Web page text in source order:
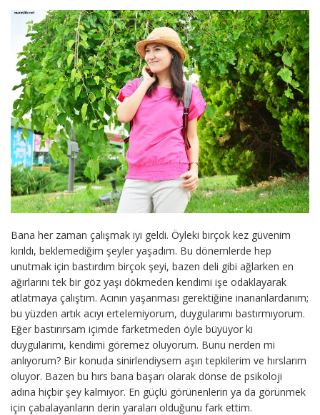
Bana her zaman çalışmak iyi geldi. Öyleki birçok kez güvenim
kırıldı, beklemediğim şeyler yaşadım. Bu dönemlerde hep
unutmak için bastırdım birçok şeyi, bazen deli gibi ağlarken en
ağırlarını tek bir göz yaşı dökmeden kendimi işe odaklayarak
atlatmaya çalıştım. Acının yaşanması gerektiğine inananlardanım;
bu yüzden artık acıyı ertelemiyorum, duygularımı bastırmıyorum.
Eğer bastırırsam içimde farketmeden öyle büyüyor ki
duygularımı, kendimi göremez oluyorum. Bunu nerden mi
anlıyorum? Bir konuda sinirlendiysem aşırı tepkilerim ve hırslarım
oluyor. Bazen bu hırs bana başarı olarak dönse de psikoloji
adına hiçbir şey kalmıyor. En güçlü görünenlerin ya da görünmek
için çabalayanların derin yaraları olduğunu fark ettim.